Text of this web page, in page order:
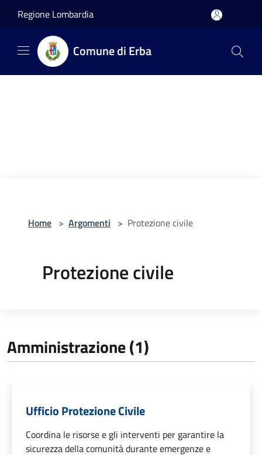
Regione Lombardia
Comune di Erba
Home > Argomenti > Protezione civile
Protezione civile
Amministrazione (1)
Ufficio Protezione Civile
Coordina le risorse e gli interventi per garantire la
sicurezza della comunità durante emergenze e